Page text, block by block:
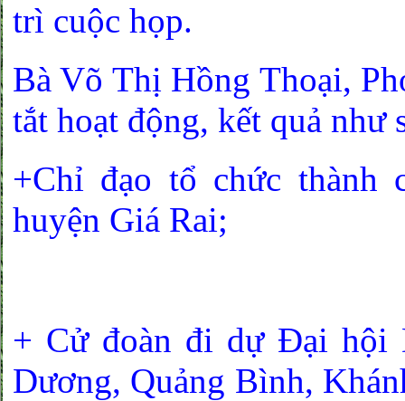
trì cuộc họp.
Bà Võ Thị Hồng Thoại,
tắt hoạt động, kết quả như
+Chỉ đạo tổ chức
huyện Giá Rai;
+ Cử đoàn đi dự Đại hội
Dương, Quảng Bình,